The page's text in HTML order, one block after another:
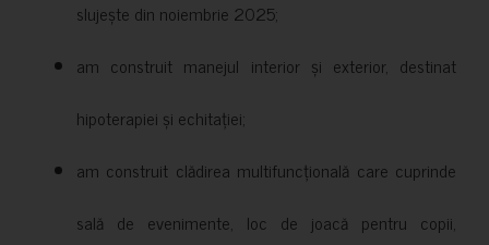
slujește din noiembrie 2025;
am construit manejul interior și exterior, destinat
hipoterapiei și echitației;
am construit clădirea multifuncțională care cuprinde
sală de evenimente, loc de joacă pentru copii,